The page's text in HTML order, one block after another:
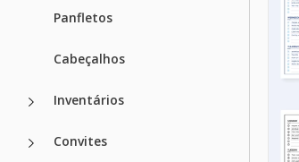
Panfletos
Cabeçalhos
Inventários
Convites